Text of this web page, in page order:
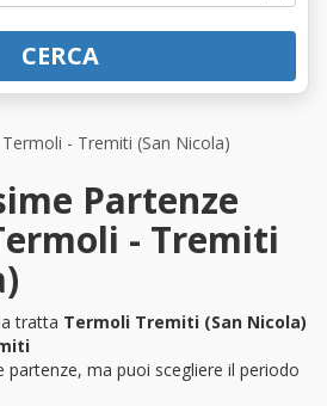
Termoli - Tremiti (San Nicola)
CERCA
Partenze
- Tremiti
tratta Termoli Tremiti (San Nicola)
ma puoi scegliere il periodo